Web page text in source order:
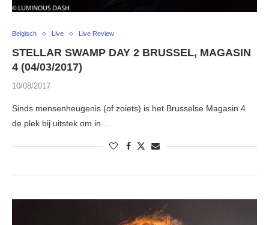
Belgisch Live Live Review
STELLAR SWAMP DAY 2 BRUSSEL, MAGASIN
4 (04/03/2017)
10/08/2017
Sinds mensenheugenis (of zoiets) is het Brusselse Magasin 4
de plek bij uitstek om in …